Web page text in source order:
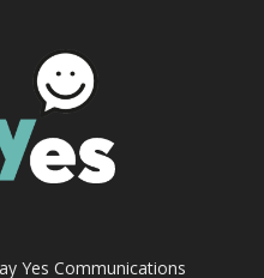
Yes Communications